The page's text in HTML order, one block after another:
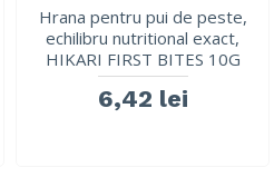
Hrana pentru pui de peste,
echilibru nutritional exact,
HIKARI FIRST BITES 10G
6,42 lei